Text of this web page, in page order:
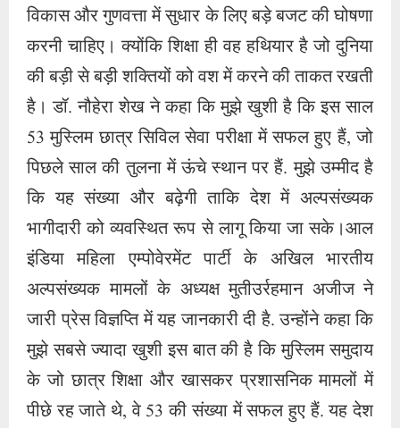
विकास और गुणवत्ता में सुधार के लिए बड़े बजट की घोषणा
करनी चाहिए। क्योंकि शिक्षा ही वह हथियार है जो दुनिया
की बड़ी से बड़ी शक्तियों को वश में करने की ताकत रखती
है। डॉ. नौहेरा शेख ने कहा कि मुझे खुशी है कि इस साल
53 मुस्लिम छात्र सिविल सेवा परीक्षा में सफल हुए हैं, जो
पिछले साल की तुलना में ऊंचे स्थान पर हैं. मुझे उम्मीद है
कि यह संख्या और बढ़ेगी ताकि देश में अल्पसंख्यक
भागीदारी को व्यवस्थित रूप से लागू किया जा सके।आल
इंडिया महिला एम्पोवेरमेंट पार्टी के अखिल भारतीय
अल्पसंख्यक मामलों के अध्यक्ष मुतीउर्रहमान अजीज ने
जारी प्रेस विज्ञप्ति में यह जानकारी दी है. उन्होंने कहा कि
मुझे सबसे ज्यादा खुशी इस बात की है कि मुस्लिम समुदाय
के जो छात्र शिक्षा और खासकर प्रशासनिक मामलों में
पीछे रह जाते थे, वे 53 की संख्या में सफल हुए हैं. यह देश